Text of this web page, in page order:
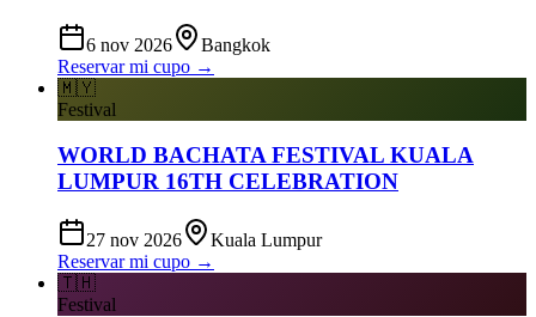
6 nov 2026
Bangkok
Reservar mi cupo →
🇲🇾
Festival
WORLD BACHATA FESTIVAL KUALA
LUMPUR 16TH CELEBRATION
27 nov 2026
Kuala Lumpur
Reservar mi cupo →
🇹🇭
Festival